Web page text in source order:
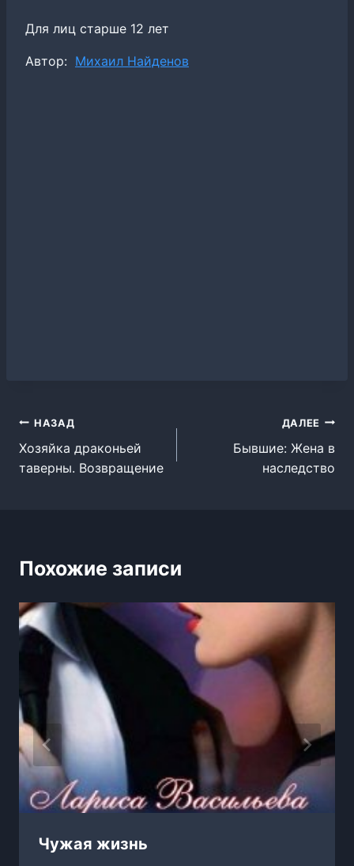
Для лиц старше 12 лет
Метки
Автор: Михаил Найденов
Навигация
по
НАЗАД
Хозяйка драконьей
таверны. Возвращение
ДАЛЕЕ
Бывшие: Жена в
наследство
Похожие записи
Чужая жизнь